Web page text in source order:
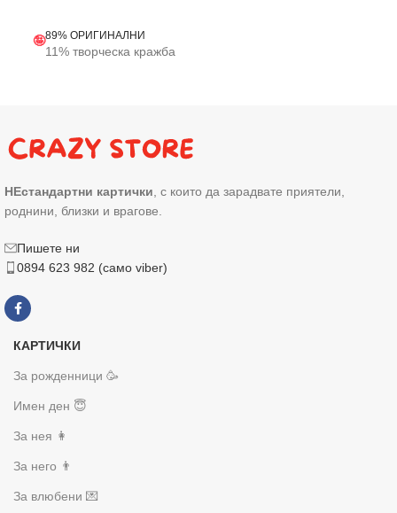
🤪89% ОРИГИНАЛНИ
11% творческа кражба
НЕстандартни картички, с които да зарадвате приятели,
роднини, близки и врагове.
Пишете ни
0894 623 982 (само viber)
КАРТИЧКИ
За рожденници 🥳
Имен ден 😇
За нея 👩
За него 👨
За влюбени 💌